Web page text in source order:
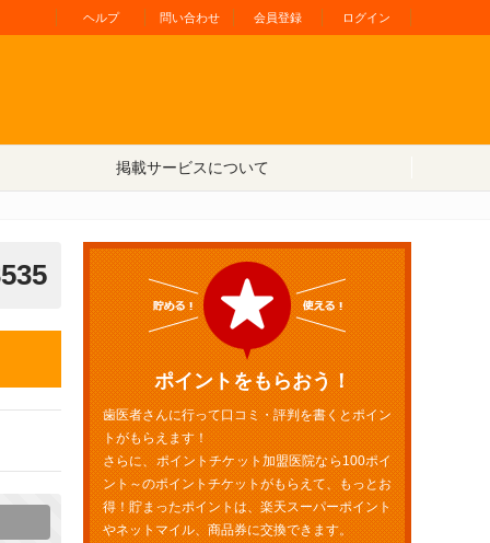
ヘルプ 問い合わせ 会員登録 ログイン
掲載サービスについて
ポイントをもらおう！
歯医者さんに行って口コミ・評判を書くとポイン
トがもらえます！
さらに、ポイントチケット加盟医院なら100ポイ
ント～のポイントチケットがもらえて、もっとお
得！貯まったポイントは、楽天スーパーポイント
やネットマイル、商品券に交換できます。